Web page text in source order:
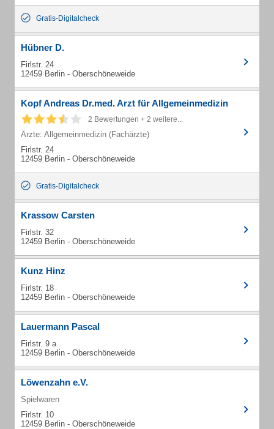
Gratis-Digitalcheck
Hübner D.
Firlstr. 24
12459 Berlin - Oberschöneweide
Kopf Andreas Dr.med. Arzt für Allgemeinmedizin
2 Bewertungen + 2 weitere...
Ärzte: Allgemeinmedizin (Fachärzte)
Firlstr. 24
12459 Berlin - Oberschöneweide
Gratis-Digitalcheck
Krassow Carsten
Firlstr. 32
12459 Berlin - Oberschöneweide
Kunz Hinz
Firlstr. 18
12459 Berlin - Oberschöneweide
Lauermann Pascal
Firlstr. 9 a
12459 Berlin - Oberschöneweide
Löwenzahn e.V.
Spielwaren
Firlstr. 10
12459 Berlin - Oberschöneweide